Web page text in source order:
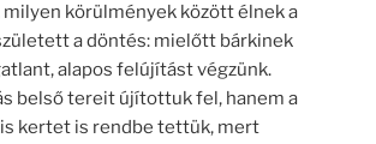
milyen körülmények között élnek a
a döntés: mielőtt bárkinek
alapos felújítást végzünk.
belső tereit újítottuk fel, hanem a
kertet is rendbe tettük, mert